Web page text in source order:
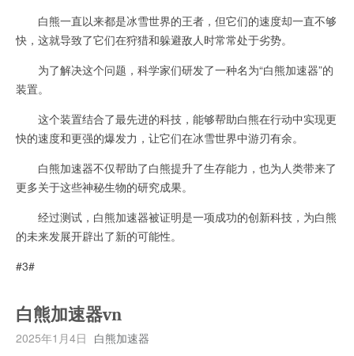
白熊一直以来都是冰雪世界的王者，但它们的速度却一直不够
快，这就导致了它们在狩猎和躲避敌人时常常处于劣势。
为了解决这个问题，科学家们研发了一种名为“白熊加速器”的
装置。
这个装置结合了最先进的科技，能够帮助白熊在行动中实现更
快的速度和更强的爆发力，让它们在冰雪世界中游刃有余。
白熊加速器不仅帮助了白熊提升了生存能力，也为人类带来了
更多关于这些神秘生物的研究成果。
经过测试，白熊加速器被证明是一项成功的创新科技，为白熊
的未来发展开辟出了新的可能性。
#3#
白熊加速器vn
2025年1月4日 白熊加速器